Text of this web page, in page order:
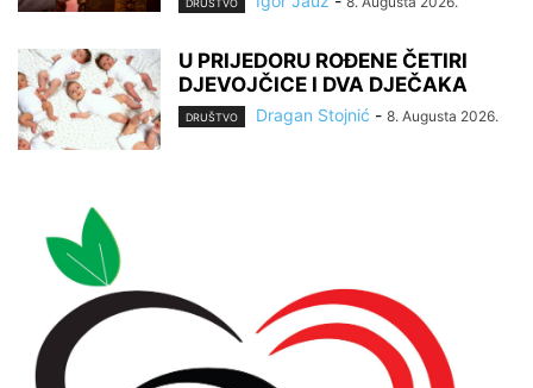
DRUŠTVO
U PRIJEDORU ROĐENE ČETIRI
DJEVOJČICE I DVA DJEČAKA
DRUŠTVO Dragan Stojnić - 8. Augusta 2026.